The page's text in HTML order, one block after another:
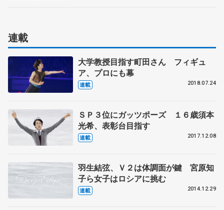
連載
大学教授目指す町田さん フィギュ
ア、プロにも幕
連載 2018.07.24
ＳＰ３位にガッツポーズ １６歳須本
光希、表彰台目指す
連載 2017.12.08
羽生結弦、Ｖ２は体調面が鍵 宮原知
子ら女子はロシアに挑む
連載 2014.12.29